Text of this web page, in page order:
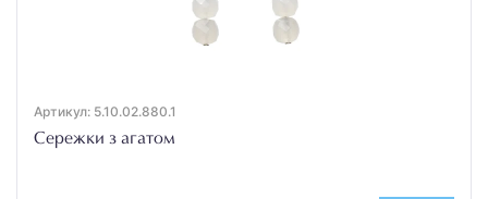
Артикул: 5.10.02.880.1
Сережки з агатом